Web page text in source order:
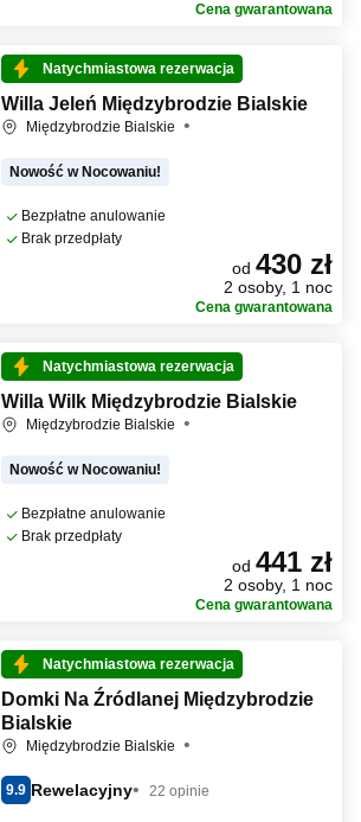
Cena gwarantowana
Natychmiastowa rezerwacja
Willa Jeleń Międzybrodzie Bialskie
Międzybrodzie Bialskie
Nowość w Nocowaniu!
Bezpłatne anulowanie
Brak przedpłaty
od 430 zł
2 osoby, 1 noc
Cena gwarantowana
Natychmiastowa rezerwacja
Willa Wilk Międzybrodzie Bialskie
Międzybrodzie Bialskie
Nowość w Nocowaniu!
Bezpłatne anulowanie
Brak przedpłaty
od 441 zł
2 osoby, 1 noc
Cena gwarantowana
Natychmiastowa rezerwacja
Domki Na Źródlanej Międzybrodzie
Bialskie
Międzybrodzie Bialskie
9.9 Rewelacyjny 22 opinie